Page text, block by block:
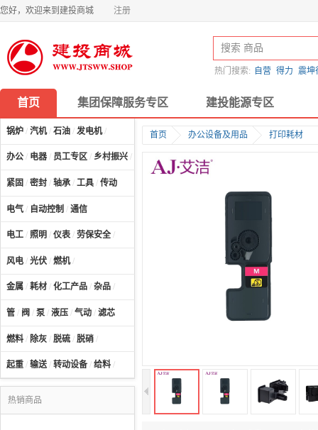
您好，欢迎来到建投商城 注册
热门搜索: 自营 得力 震坤
首页 集团保障服务专区 建投能源专区
锅炉 / 汽机/ 石油 / 发电机/
办公 / 电器 / 员工专区 / 乡村振兴 / 计算机及配件
紧固 / 密封 / 轴承 / 工具 / 传动
电气 / 自动控制 / 通信
电工 / 照明 / 仪表 / 劳保安全 /
风电 / 光伏 / 燃机/
金属 / 耗材 / 化工产品 / 杂品 /
管 / 阀 / 泵 / 液压 / 气动 / 滤芯
燃料 / 除灰 / 脱硫 / 脱硝 /
起重 / 输送/ 转动设备 / 给料 /
热销商品
首页 办公设备及用品 打印耗材